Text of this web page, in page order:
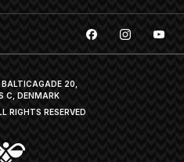
20,
C, DENMARK
RIGHTS RESERVED